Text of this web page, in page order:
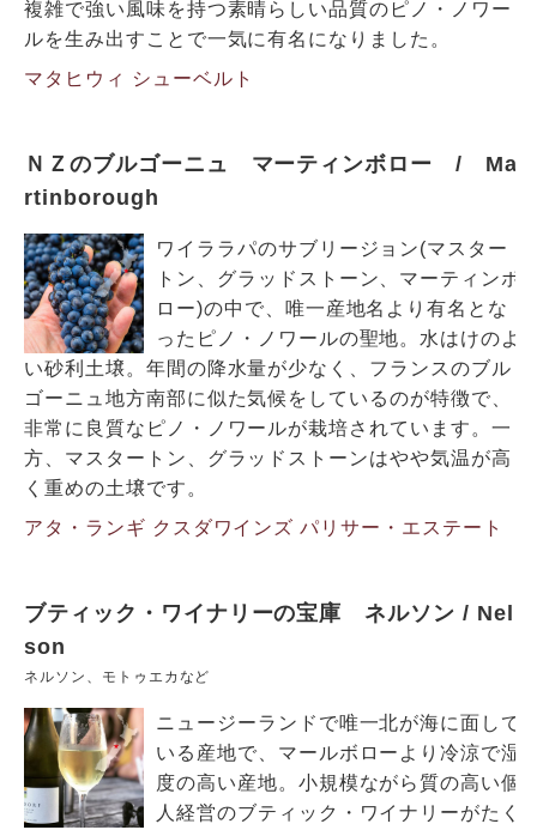
複雑で強い風味を持つ素晴らしい品質のピノ・ノワー
ルを生み出すことで一気に有名になりました。
マタヒウィ
シューベルト
ＮＺのブルゴーニュ マーティンボロー / Ma
rtinborough
ワイララパのサブリージョン(マスター
トン、グラッドストーン、マーティンボ
ロー)の中で、唯一産地名より有名とな
ったピノ・ノワールの聖地。水はけのよ
い砂利土壌。年間の降水量が少なく、フランスのブル
ゴーニュ地方南部に似た気候をしているのが特徴で、
非常に良質なピノ・ノワールが栽培されています。一
方、マスタートン、グラッドストーンはやや気温が高
く重めの土壌です。
アタ・ランギ クスダワインズ パリサー・エステート
ブティック・ワイナリーの宝庫 ネルソン / Nel
son
ネルソン、モトゥエカなど
ニュージーランドで唯一北が海に面して
いる産地で、マールボローより冷涼で湿
度の高い産地。小規模ながら質の高い個
人経営のブティック・ワイナリーがたく